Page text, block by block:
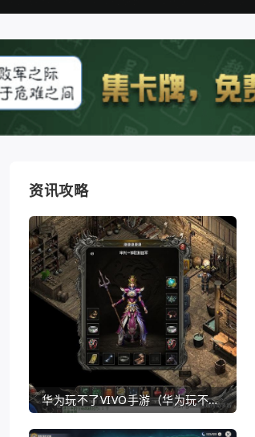
资讯攻略
华为玩不了VIVO手游（华为玩不了VIVO手游怎么办）